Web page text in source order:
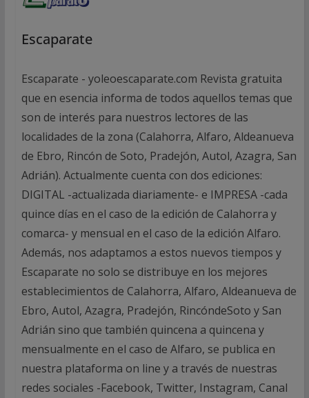
Escaparate
Escaparate - yoleoescaparate.com Revista gratuita
que en esencia informa de todos aquellos temas que
son de interés para nuestros lectores de las
localidades de la zona (Calahorra, Alfaro, Aldeanueva
de Ebro, Rincón de Soto, Pradejón, Autol, Azagra, San
Adrián). Actualmente cuenta con dos ediciones:
DIGITAL -actualizada diariamente- e IMPRESA -cada
quince días en el caso de la edición de Calahorra y
comarca- y mensual en el caso de la edición Alfaro.
Además, nos adaptamos a estos nuevos tiempos y
Escaparate no solo se distribuye en los mejores
establecimientos de Calahorra, Alfaro, Aldeanueva de
Ebro, Autol, Azagra, Pradejón, RincóndeSoto y San
Adrián sino que también quincena a quincena y
mensualmente en el caso de Alfaro, se publica en
nuestra plataforma on line y a través de nuestras
redes sociales -Facebook, Twitter, Instagram, Canal